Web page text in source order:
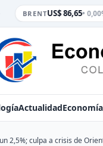
BRENTUS$ 86,65• 0,00%
ActualidadEconomía
2,5%; culpa a crisis de